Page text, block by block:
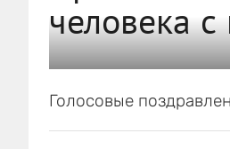
человека
Голосовые